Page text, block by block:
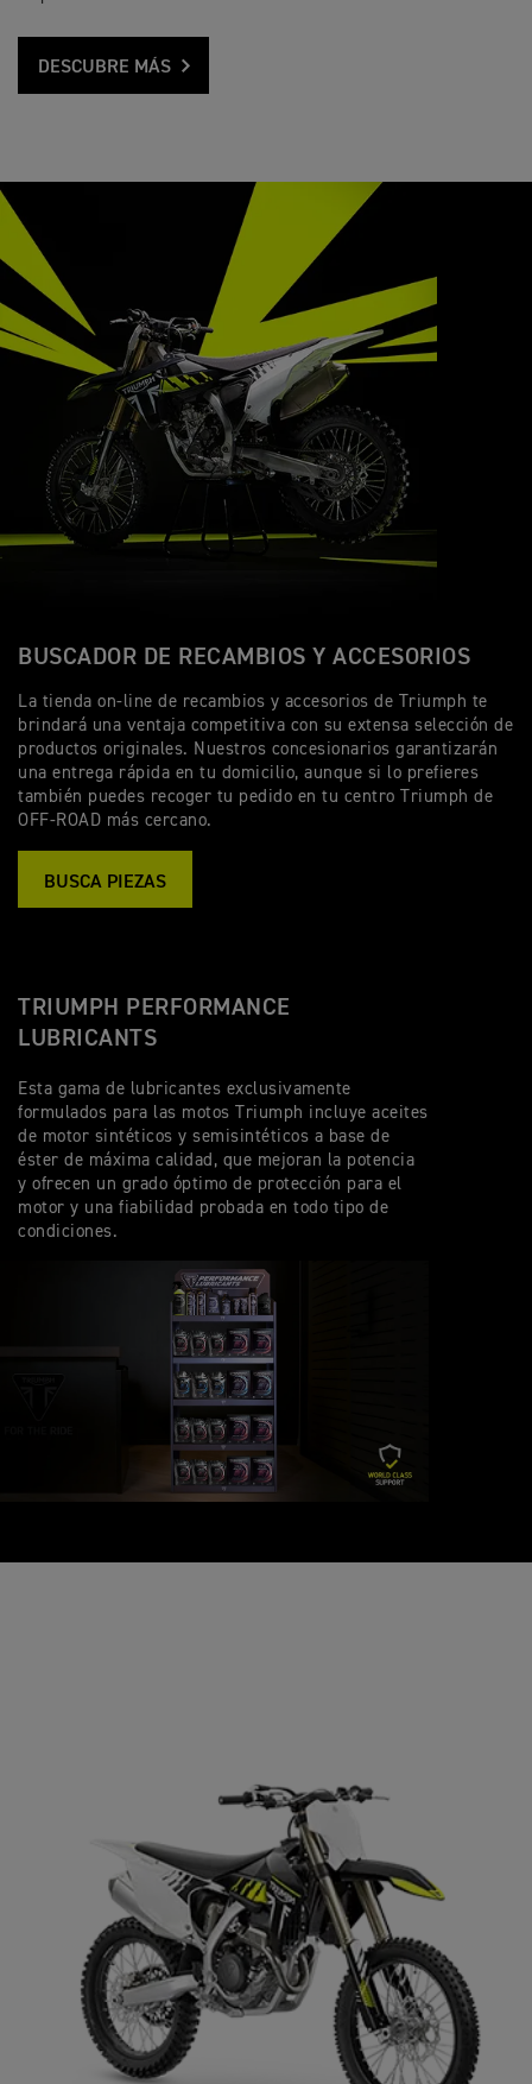
DESCUBRE MÁS
BUSCADOR DE RECAMBIOS Y ACCESORIOS
La tienda on-line de recambios y accesorios de Triumph te
brindará una ventaja competitiva con su extensa selección de
productos originales. Nuestros concesionarios garantizarán
una entrega rápida en tu domicilio, aunque si lo prefieres
también puedes recoger tu pedido en tu centro Triumph de
OFF-ROAD más cercano.
BUSCA PIEZAS
TRIUMPH PERFORMANCE
LUBRICANTS
Esta gama de lubricantes exclusivamente
formulados para las motos Triumph incluye aceites
de motor sintéticos y semisintéticos a base de
éster de máxima calidad, que mejoran la potencia
y ofrecen un grado óptimo de protección para el
motor y una fiabilidad probada en todo tipo de
condiciones.